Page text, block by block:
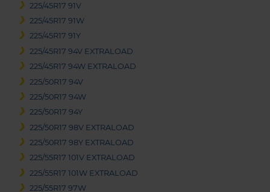
225/45R17 91V
225/45R17 91W
225/45R17 91Y
225/45R17 94V EXTRALOAD
225/45R17 94W EXTRALOAD
225/50R17 94V
225/50R17 94W
225/50R17 94Y
225/50R17 98V EXTRALOAD
225/50R17 98Y EXTRALOAD
225/55R17 101V EXTRALOAD
225/55R17 101W EXTRALOAD
225/55R17 97W